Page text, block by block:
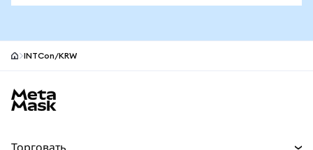
INTCon/KRW
Торговать